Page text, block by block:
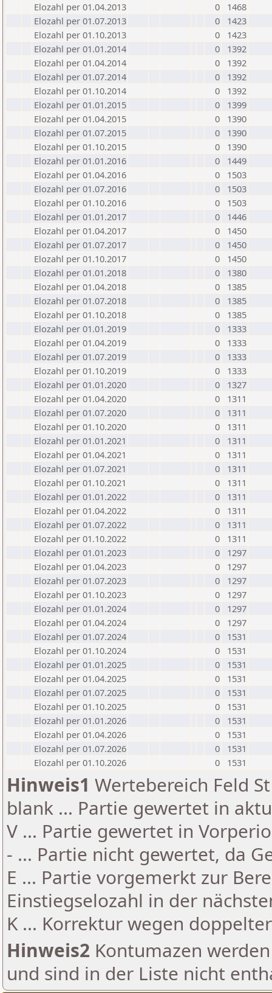
Elozahl per 01.04.2013
0
1468
Elozahl per 01.07.2013
0
1423
Elozahl per 01.10.2013
0
1423
Elozahl per 01.01.2014
0
1392
Elozahl per 01.04.2014
0
1392
Elozahl per 01.07.2014
0
1392
Elozahl per 01.10.2014
0
1392
Elozahl per 01.01.2015
0
1399
Elozahl per 01.04.2015
0
1390
Elozahl per 01.07.2015
0
1390
Elozahl per 01.10.2015
0
1390
Elozahl per 01.01.2016
0
1449
Elozahl per 01.04.2016
0
1503
Elozahl per 01.07.2016
0
1503
Elozahl per 01.10.2016
0
1503
Elozahl per 01.01.2017
0
1446
Elozahl per 01.04.2017
0
1450
Elozahl per 01.07.2017
0
1450
Elozahl per 01.10.2017
0
1450
Elozahl per 01.01.2018
0
1380
Elozahl per 01.04.2018
0
1385
Elozahl per 01.07.2018
0
1385
Elozahl per 01.10.2018
0
1385
Elozahl per 01.01.2019
0
1333
Elozahl per 01.04.2019
0
1333
Elozahl per 01.07.2019
0
1333
Elozahl per 01.10.2019
0
1333
Elozahl per 01.01.2020
0
1327
Elozahl per 01.04.2020
0
1311
Elozahl per 01.07.2020
0
1311
Elozahl per 01.10.2020
0
1311
Elozahl per 01.01.2021
0
1311
Elozahl per 01.04.2021
0
1311
Elozahl per 01.07.2021
0
1311
Elozahl per 01.10.2021
0
1311
Elozahl per 01.01.2022
0
1311
Elozahl per 01.04.2022
0
1311
Elozahl per 01.07.2022
0
1311
Elozahl per 01.10.2022
0
1311
Elozahl per 01.01.2023
0
1297
Elozahl per 01.04.2023
0
1297
Elozahl per 01.07.2023
0
1297
Elozahl per 01.10.2023
0
1297
Elozahl per 01.01.2024
0
1297
Elozahl per 01.04.2024
0
1297
Elozahl per 01.07.2024
0
1531
Elozahl per 01.10.2024
0
1531
Elozahl per 01.01.2025
0
1531
Elozahl per 01.04.2025
0
1531
Elozahl per 01.07.2025
0
1531
Elozahl per 01.10.2025
0
1531
Elozahl per 01.01.2026
0
1531
Elozahl per 01.04.2026
0
1531
Elozahl per 01.07.2026
0
1531
Elozahl per 01.10.2026
0 1531
Hinweis1 Wertebereich Feld
blank ... Partie gewertet in
V ... Partie gewertet in
- ... Partie nicht gewertet, da
E ... Partie vorgemerkt zur
Einstiegselozahl in der
K ... Korrektur wegen
Hinweis2 Kontumazen
und sind in der Liste nicht